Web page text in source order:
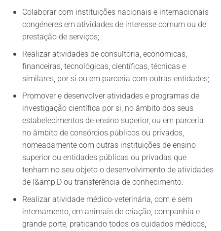
Colaborar com instituições nacionais e internacionais
congéneres em atividades de interesse comum ou de
prestação de serviços;
Realizar atividades de consultoria, económicas,
financeiras, tecnológicas, científicas, técnicas e
similares, por si ou em parceria com outras entidades;
Promover e desenvolver atividades e programas de
investigação científica por si, no âmbito dos seus
estabelecimentos de ensino superior, ou em parceria
no âmbito de consórcios públicos ou privados,
nomeadamente com outras instituições de ensino
superior ou entidades públicas ou privadas que
tenham no seu objeto o desenvolvimento de atividades
de I&amp;D ou transferência de conhecimento.
Realizar atividade médico-veterinária, com e sem
internamento, em animais de criação, companhia e
grande porte, praticando todos os cuidados médicos,